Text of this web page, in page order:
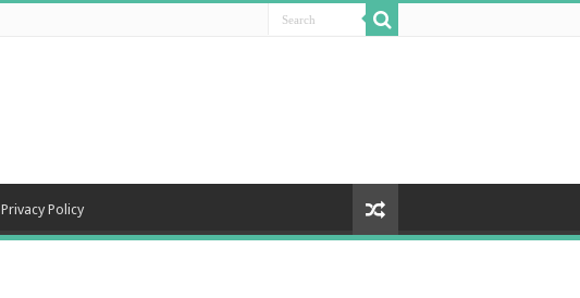
Privacy Policy